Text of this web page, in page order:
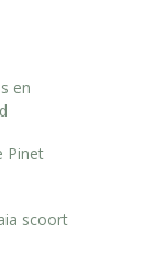
en
Pinet
scoort